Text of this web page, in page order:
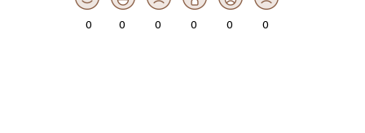
0 0 0 0 0 0